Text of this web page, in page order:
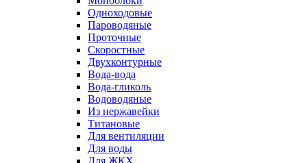
Одноходовые
Пароводяные
Проточные
Скоростные
Двухконтурные
Вода-вода
Вода-гликоль
Водоводяные
Из нержавейки
Титановые
Для вентиляции
Для воды
Для ЖКХ